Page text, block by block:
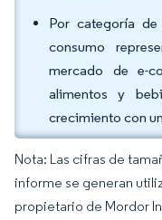
Por categoría
consumo
mercado de e-
alimentos y
crecimiento con
Nota: Las cifras de
informe se generan
propietario de Mordor